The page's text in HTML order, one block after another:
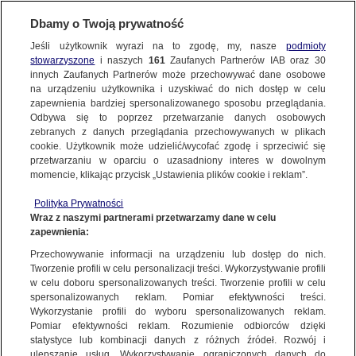
FAKTY | ZOBACZ FAKTY
Wciąż nie ma porozumienia w sprawie unijnych stanowisk. Charles Michel:
dyskusja zmierza we właściwym kierunku
NAJNOWSZE
ZOBACZ FAKTY
FAKTY PO FAKTACH
FAKTY O ŚWIECIE
WIĘCEJ
KANAŁY
Dzień dobry!
Jedno konto do wszystkich usług
Dbamy o Twoją prywatność
Jeśli użytkownik wyrazi na to zgodę, my, nasze podmioty
stowarzyszone i naszych 161Zaufanych Partnerów IAB oraz 30
innych Zaufanych Partnerów może przechowywać dane osobowe
na urządzeniu użytkownika i uzyskiwać do nich dostęp w celu
zapewnienia bardziej spersonalizowanego sposobu przeglądania.
Odbywa się to poprzez przetwarzanie danych osobowych
zebranych z danych przeglądania przechowywanych w plikach
cookie. Użytkownik może udzielić/wycofać zgodę i sprzeciwić się
przetwarzaniu w oparciu o uzasadniony interes w dowolnym
momencie, klikając przycisk „Ustawienia plików cookie i reklam”.
Polityka Prywatności
Wraz z naszymi partnerami przetwarzamy dane w celu
zapewnienia:
Przechowywanie informacji na urządzeniu lub dostęp do nich.
Tworzenie profili w celu personalizacji treści. Wykorzystywanie profili
w celu doboru spersonalizowanych treści. Tworzenie profili w celu
spersonalizowanych reklam. Pomiar efektywności treści.
Wykorzystanie profili do wyboru spersonalizowanych reklam.
Pomiar efektywności reklam. Rozumienie odbiorców dzięki
statystyce lub kombinacji danych z różnych źródeł. Rozwój i